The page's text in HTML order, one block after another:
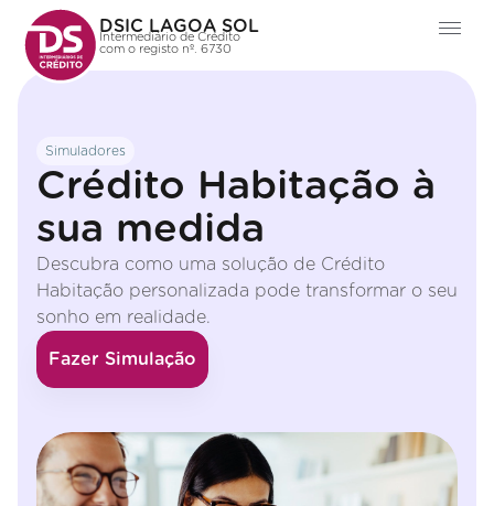
DSIC LAGOA SOL
Intermediário de Crédito
com o registo nº. 6730
Simuladores
Crédito Habitação à
sua medida
Descubra como uma solução de Crédito
Habitação personalizada pode transformar o seu
sonho em realidade.
Fazer Simulação